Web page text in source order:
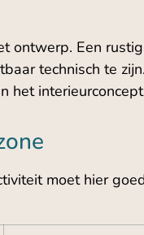
Een
technisch te
het
moet hier